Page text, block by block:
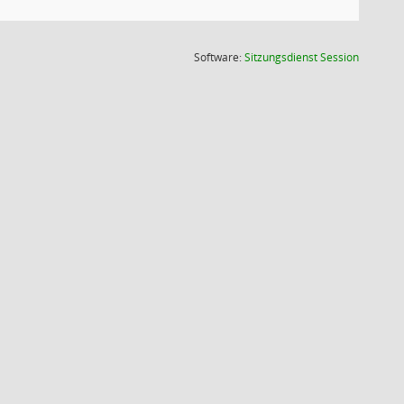
Software:SitzungsdienstSession(Wird in